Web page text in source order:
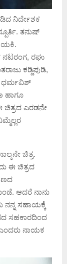
ನಿರ್ದೇಶಕ
ತನುಷ್
ರಘು
ಕಡ್ಡಿಪುಡಿ,
ಧರ್ಮವಿಶ್
ಹಾಗೂ
ಚಿತ್ರದ ಎರಡನೇ
ಚಿತ್ರ.
ಈ ಚಿತ್ರದ
ಆದರೆ ನಾನು
ಸಹಾಯಕ್ಕೆ
ಸಹಕಾರದಿಂದ
ನಾಯಕ